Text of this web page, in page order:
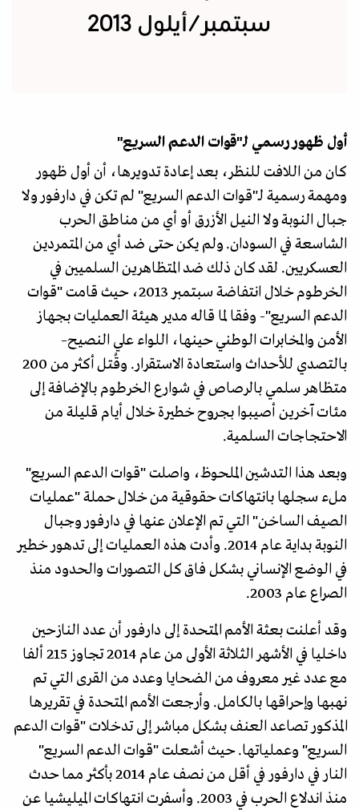
سبتمبر/أيلول 2013
أول ظهور رسمي لـ"قوات الدعم السريع"
كان من اللافت للنظر، بعد إعادة تدويرها، أن أول ظهور
ومهمة رسمية لـ"قوات الدعم السريع" لم تكن في دارفور ولا
جبال النوبة ولا النيل الأزرق أو أي من مناطق الحرب
الشاسعة في السودان. ولم يكن حتى ضد أي من المتمردين
العسكريين. لقد كان ذلك ضد المتظاهرين السلميين في
الخرطوم خلال انتفاضة سبتمبر 2013، حيث قامت "قوات
الدعم السريع"- وفقا لما قاله مدير هيئة العمليات بجهاز
الأمن والمخابرات الوطني حينها، اللواء علي النصيح–
بالتصدي للأحداث واستعادة الاستقرار. وقُتل أكثر من 200
متظاهر سلمي بالرصاص في شوارع الخرطوم بالإضافة إلى
مئات آخرين أصيبوا بجروح خطيرة خلال أيام قليلة من
الاحتجاجات السلمية.
وبعد هذا التدشين الملحوظ، واصلت "قوات الدعم السريع"
ملء سجلها بانتهاكات حقوقية من خلال حملة "عمليات
الصيف الساخن" التي تم الإعلان عنها في دارفور وجبال
النوبة بداية عام 2014. وأدت هذه العمليات إلى تدهور خطير
في الوضع الإنساني بشكل فاق كل التصورات والحدود منذ
الصراع عام 2003.
وقد أعلنت بعثة الأمم المتحدة إلى دارفور أن عدد النازحين
داخليا في الأشهر الثلاثة الأولى من عام 2014 تجاوز 215 ألفا
مع عدد غير معروف من الضحايا وعدد من القرى التي تم
نهبها وإحراقها بالكامل. وأرجعت الأمم المتحدة في تقريرها
المذكور تصاعد العنف بشكل مباشر إلى تدخلات "قوات الدعم
السريع" وعملياتها. حيث أشعلت "قوات الدعم السريع"
النار في دارفور في أقل من نصف عام 2014 بأكثر مما حدث
منذ اندلاع الحرب في 2003. وأسفرت انتهاكات الميليشيا عن